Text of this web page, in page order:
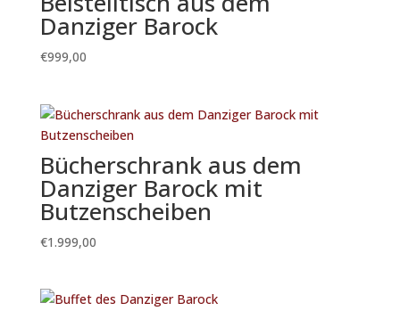
Danziger Barock
€999,00
Bücherschrank aus dem
Danziger Barock mit
Butzenscheiben
€1.999,00